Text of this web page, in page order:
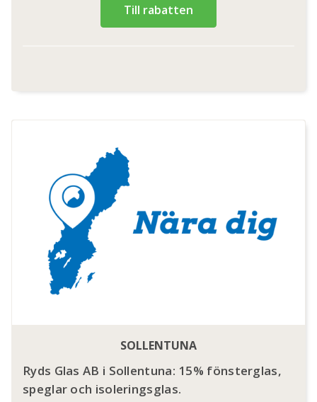
Till rabatten
SOLLENTUNA
Ryds Glas AB i Sollentuna: 15% fönsterglas,
speglar och isoleringsglas.